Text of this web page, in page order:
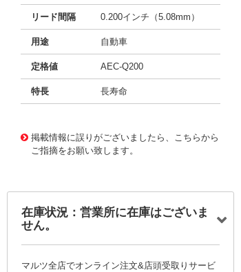
リード間隔 0.200インチ（5.08mm）
用途 自動車
定格値 AEC-Q200
特長 長寿命
掲載情報に誤りがございましたら、こちらから
ご指摘をお願い致します。
在庫状況：営業所に在庫はございま
せん。
マルツ全店でオンライン注文&店頭受取りサービ